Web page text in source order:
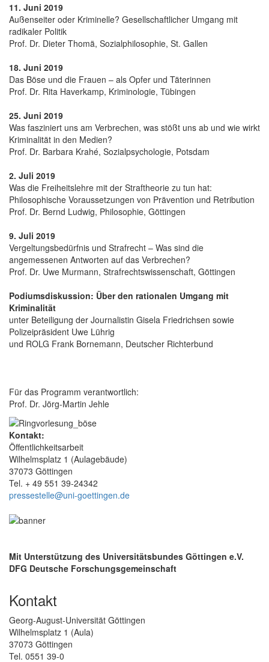
11. Juni 2019
Außenseiter oder Kriminelle? Gesellschaftlicher Umgang mit
radikaler Politik
Prof. Dr. Dieter Thomä, Sozialphilosophie, St. Gallen
18. Juni 2019
Das Böse und die Frauen – als Opfer und Täterinnen
Prof. Dr. Rita Haverkamp, Kriminologie, Tübingen
25. Juni 2019
Was fasziniert uns am Verbrechen, was stößt uns ab und wie wirkt
Kriminalität in den Medien?
Prof. Dr. Barbara Krahé, Sozialpsychologie, Potsdam
2. Juli 2019
Was die Freiheitslehre mit der Straftheorie zu tun hat:
Philosophische Voraussetzungen von Prävention und Retribution
Prof. Dr. Bernd Ludwig, Philosophie, Göttingen
9. Juli 2019
Vergeltungsbedürfnis und Strafrecht – Was sind die
angemessenen Antworten auf das Verbrechen?
Prof. Dr. Uwe Murmann, Strafrechtswissenschaft, Göttingen
Podiumsdiskussion: Über den rationalen Umgang mit
Kriminalität
unter Beteiligung der Journalistin Gisela Friedrichsen sowie
Polizeipräsident Uwe Lührig
und ROLG Frank Bornemann, Deutscher Richterbund
Für das Programm verantwortlich:
Prof. Dr. Jörg-Martin Jehle
Kontakt:
Öffentlichkeitsarbeit
Wilhelmsplatz 1 (Aulagebäude)
37073 Göttingen
Tel. + 49 551 39-24342
pressestelle@uni-goettingen.de
Mit Unterstützung des Universitätsbundes Göttingen e.V.
DFG Deutsche Forschungsgemeinschaft
Kontakt
Georg-August-Universität Göttingen
Wilhelmsplatz 1 (Aula)
37073 Göttingen
Tel. 0551 39-0